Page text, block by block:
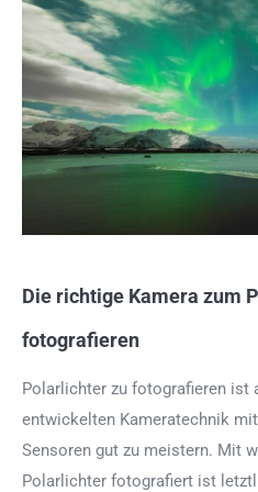
Die richtige Kamera zum
fotografieren
Polarlichter zu fotografieren ist
entwickelten Kameratechnik
Sensoren gut zu meistern. Mit
Polarlichter fotografiert ist